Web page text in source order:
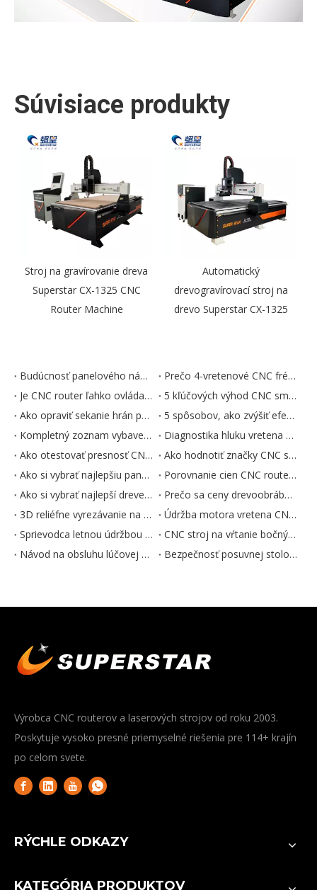
Súvisiace produkty
Stroj na gravírovanie dreva
Superstar CX-1325 CNC
Router Machine
Automatický
drevogravírovací stroj na
drevo Superstar CX-1325
Budúcnosť panelového nábytku: 5 trendov formujúcich priemysel
Prečo 4-vretenové CNC frézy dominujú vo výrobe panelového nábytku
Je CNC router ľahko ovládateľný? Sprievodca pre začiatočníkov
5 kľúčových výhod CNC smerovačov pre výrobu nábytku
Ako opraviť sekanie hrán panelov na CNC smerovačoch
5 spôsobov, ako zvýšiť efektivitu výroby CNC routera
Kompletný zoznam vybavenia pre továreň na výrobu panelového nábytku
Diagnostika hluku vretena CNC smerovača: Príčiny a opravy
Ako otestovať presnosť CNC smerovača pre panelový nábytok
Ako hodnotiť značky CNC smerovačov: kvalita vs. cena
Ako si vybrať najlepšiu panelovú pílu na výrobu nábytku
Porovnanie cien CNC routera: Ako vyhodnotiť hodnotu nad rámec značky
Ako si vybrať najlepší drevený CNC router: kľúčové hodnotiace kritériá
Prečo sa ceny drevoobrábacích CNC smerovačov líšia: 5 kľúčových faktorov
3D reliéfne vyrezávanie na CNC frézach do dreva: tipy na dráhu nástroja
Údržba motora vretena CNC rezacieho stroja
Sprievodca letnou údržbou laserových rezacích strojov
CNC stroj na vŕtanie bočných otvorov: Ako opraviť nepresné vŕtanie
Návod na obsluhu lúčovej píly: 7 tipov pre bezpečnosť a údržbu
Bezpečnosť posuvnej stolovej píly: 7 základných prevádzkových pravidiel
Výrobca CNC routerov a laserových strojov od roku 2003.
Poskytuje vysoko presné priemyselné riešenia pre 114+ krajín
po celom svete.
RÝCHLE ODKAZY
KATEGÓRIA PRODUKTOV